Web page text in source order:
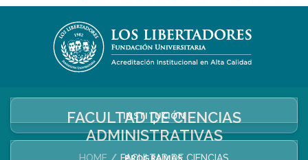
INSTITUCIÓN
+
FACULTAD DE CIENCIAS
ADMINISTRATIVAS